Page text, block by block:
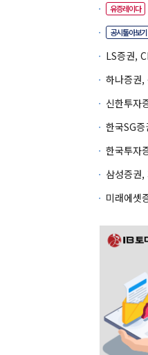
유증레이다
공시톺아보기